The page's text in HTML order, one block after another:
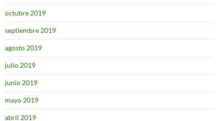
octubre 2019
septiembre 2019
agosto 2019
julio 2019
junio 2019
mayo 2019
abril 2019